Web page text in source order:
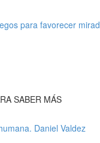
para favorecer
SABER MÁS
Daniel Valdez